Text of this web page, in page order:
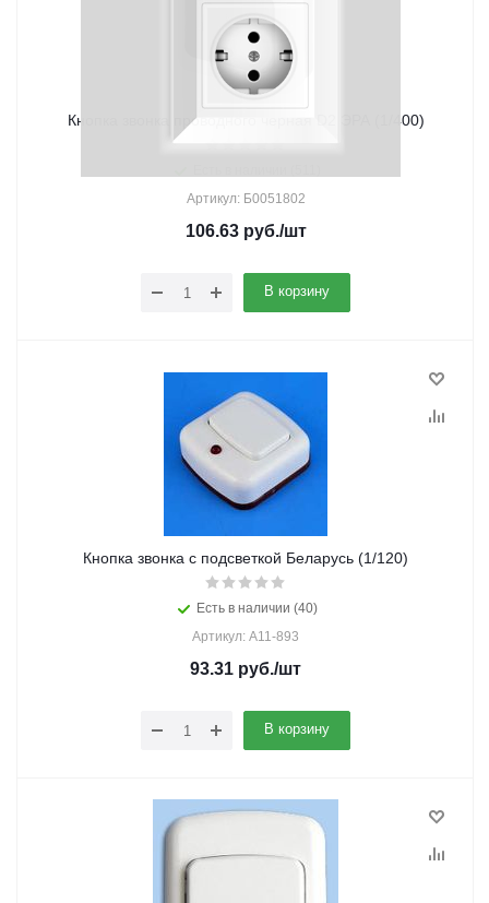
Кнопка звонка проводного черная D2 ЭРА (1/400)
Артикул: Б0051802
106.63руб./шт
В корзину
Кнопка звонка с подсветкой Беларусь (1/120)
Есть в наличии (40)
Артикул: А11-893
93.31 руб./шт
В корзину